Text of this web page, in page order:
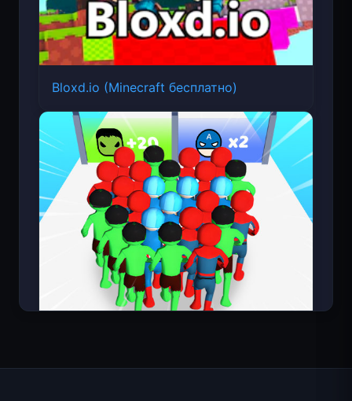
Bloxd.io (Minecraft бесплатно)